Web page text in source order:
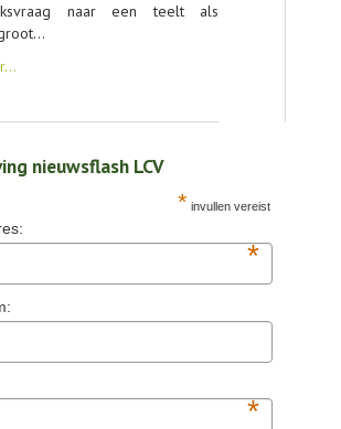
naar een teelt als
nieuwsflash LCV
* invullen vereist
*
*